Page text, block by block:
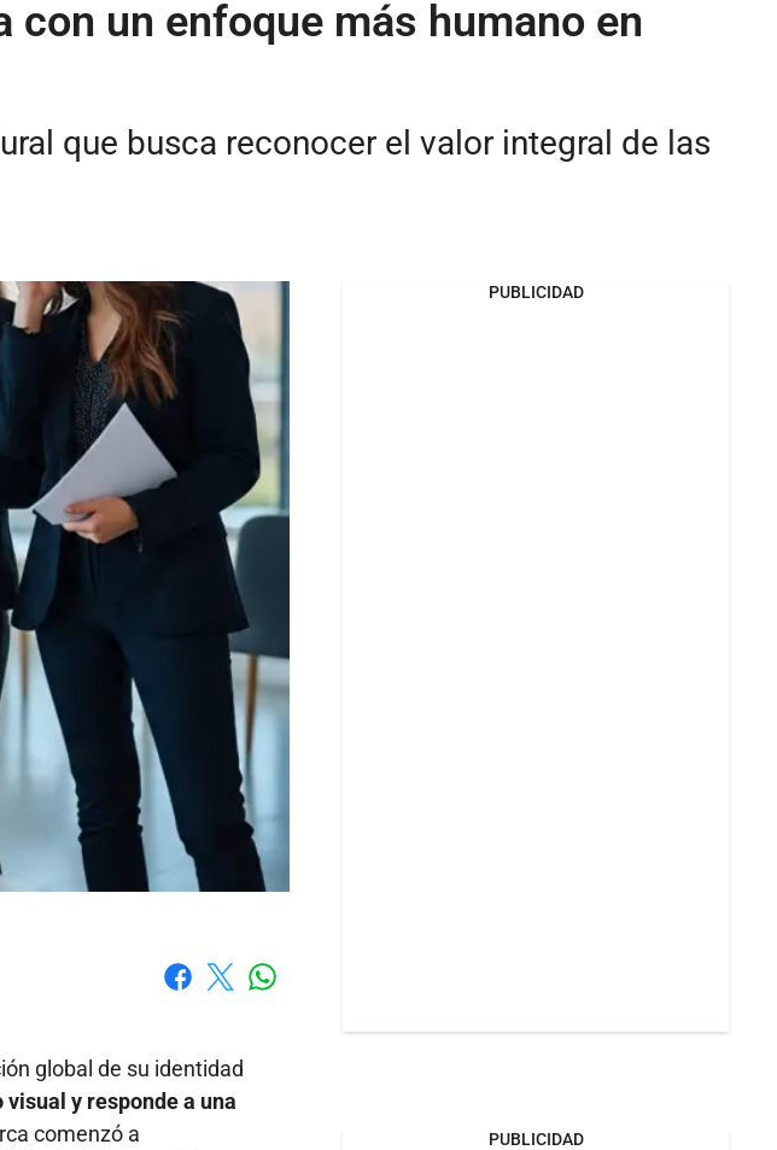
un enfoque más humano en
que busca reconocer el valor integral de las
global de su identidad
y responde a una
comenzó a
PUBLICIDAD
PUBLICIDAD